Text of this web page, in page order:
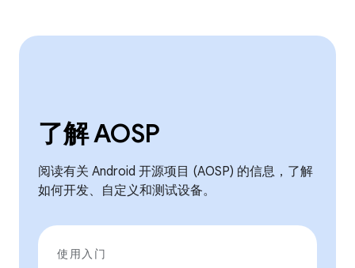
了解 AOSP
阅读有关 Android 开源项目 (AOSP) 的信息，了解
如何开发、自定义和测试设备。
使用入门